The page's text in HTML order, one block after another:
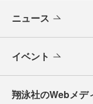
ニュース
イベント
翔泳社のWebメデ